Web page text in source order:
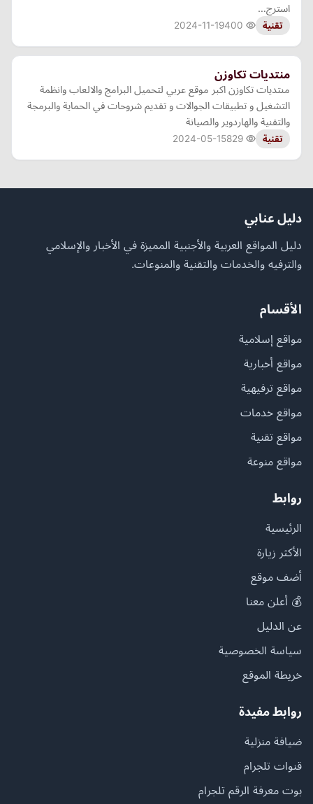
استرج…
تقنية 2024-11-19
منتديات تكاوزن
منتديات تكاوزن اكبر موقع عربي لتحميل البرامج والالعاب وانظمة
التشغيل و تطبيقات الجوالات و تقديم شروحات في الحماية والبرمجة
والتقنية والهاردوير والصيانة
تقنية 2024-05-15
دليل عنابي
دليل المواقع العربية والأجنبية المميزة في الأخبار والإسلامي
والترفيه والخدمات والتقنية والمنوعات.
الأقسام
مواقع إسلامية
مواقع أخبارية
مواقع ترفيهية
مواقع خدمات
مواقع تقنية
مواقع منوعة
روابط
الرئيسية
الأكثر زيارة
أضف موقع
💰 أعلن معنا
عن الدليل
سياسة الخصوصية
خريطة الموقع
روابط مفيدة
ضيافة منزلية
قنوات تلجرام
بوت معرفة الرقم تلجرام